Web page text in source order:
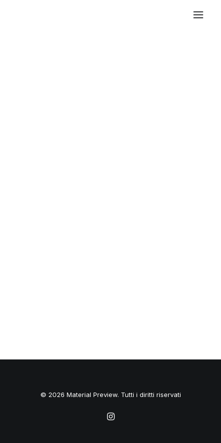
© 2026 Material Preview. Tutti i diritti riservati